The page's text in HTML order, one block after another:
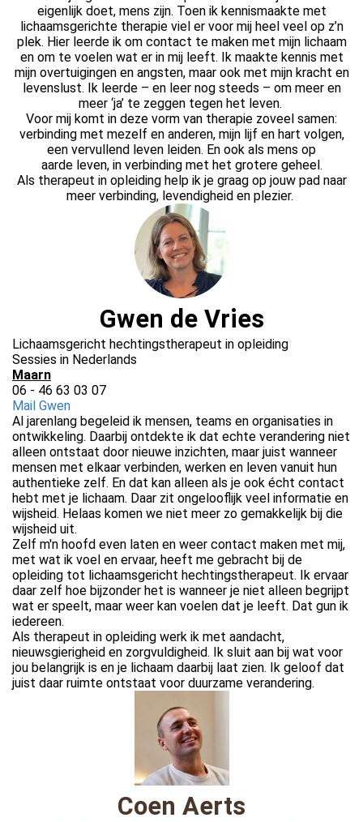
eigenlijk doet, mens zijn. Toen ik kennismaakte met
lichaamsgerichte therapie viel er voor mij heel veel op z’n
plek. Hier leerde ik om contact te maken met mijn lichaam
en om te voelen wat er in mij leeft. Ik maakte kennis met
mijn overtuigingen en angsten, maar ook met mijn kracht en
levenslust. Ik leerde – en leer nog steeds – om meer en
meer ‘ja’ te zeggen tegen het leven.
Voor mij komt in deze vorm van therapie zoveel samen:
verbinding met mezelf en anderen, mijn lijf en hart volgen,
een vervullend leven leiden. En ook als mens op
aarde leven, in verbinding met het grotere geheel.
Als therapeut in opleiding help ik je graag op jouw pad naar
meer verbinding, levendigheid en plezier.
Gwen de Vries
Lichaamsgericht hechtingstherapeut in opleiding
Sessies in Nederlands
Maarn
06 - 46 63 03 07
Mail Gwen
Al jarenlang begeleid ik mensen, teams en organisaties in
ontwikkeling. Daarbij ontdekte ik dat echte verandering niet
alleen ontstaat door nieuwe inzichten, maar juist wanneer
mensen met elkaar verbinden, werken en leven vanuit hun
authentieke zelf. En dat kan alleen als je ook écht contact
hebt met je lichaam. Daar zit ongelooflijk veel informatie en
wijsheid. Helaas komen we niet meer zo gemakkelijk bij die
wijsheid uit.
Zelf m'n hoofd even laten en weer contact maken met mij,
met wat ik voel en ervaar, heeft me gebracht bij de
opleiding tot lichaamsgericht hechtingstherapeut. Ik ervaar
daar zelf hoe bijzonder het is wanneer je niet alleen begrijpt
wat er speelt, maar weer kan voelen dat je leeft. Dat gun ik
iedereen.
Als therapeut in opleiding werk ik met aandacht,
nieuwsgierigheid en zorgvuldigheid. Ik sluit aan bij wat voor
jou belangrijk is en je lichaam daarbij laat zien. Ik geloof dat
juist daar ruimte ontstaat voor duurzame verandering.
Coen Aerts